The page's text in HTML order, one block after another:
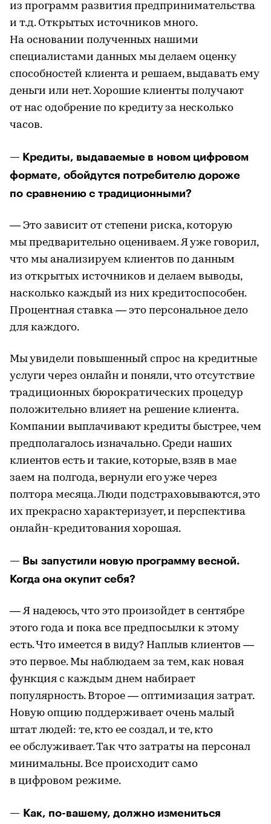
из программ развития предпринимательства
и т.д. Открытых источников много.
На основании полученных нашими
специалистами данных мы делаем оценку
способностей клиента и решаем, выдавать ему
деньги или нет. Хорошие клиенты получают
от нас одобрение по кредиту за несколько
часов.
— Кредиты, выдаваемые в новом цифровом
формате, обойдутся потребителю дороже
по сравнению с традиционными?
— Это зависит от степени риска, которую
мы предварительно оцениваем. Я уже говорил,
что мы анализируем клиентов по данным
из открытых источников и делаем выводы,
насколько каждый из них кредитоспособен.
Процентная ставка — это персональное дело
для каждого.
Мы увидели повышенный спрос на кредитные
услуги через онлайн и поняли, что отсутствие
традиционных бюрократических процедур
положительно влияет на решение клиента.
Компании выплачивают кредиты быстрее, чем
предполагалось изначально. Среди наших
клиентов есть и такие, которые, взяв в мае
заем на полгода, вернули его уже через
полтора месяца. Люди подстраховываются, это
их прекрасно характеризует, и перспектива
онлайн-кредитования хорошая.
— Вы запустили новую программу весной.
Когда она окупит себя?
— Я надеюсь, что это произойдет в сентябре
этого года и пока все предпосылки к этому
есть. Что имеется в виду? Наплыв клиентов —
это первое. Мы наблюдаем за тем, как новая
функция с каждым днем набирает
популярность. Второе — оптимизация затрат.
Новую опцию поддерживает очень малый
штат людей: те, кто ее создал, и те, кто
ее обслуживает. Так что затраты на персонал
минимальны. Все происходит само
в цифровом режиме.
— Как, по-вашему, должно измениться